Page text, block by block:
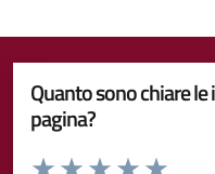
Quanto sono chiare
pagina?
Valuta da 1 a 5 stelle la pagina